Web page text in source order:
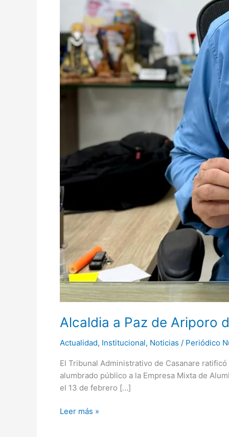
Alcaldia a Paz de Ariporo
Actualidad, Institucional, Noticias / Periódico
El Tribunal Administrativo de Casanare
alumbrado público a la Empresa Mixta de
el 13 de febrero […]
Leer más »